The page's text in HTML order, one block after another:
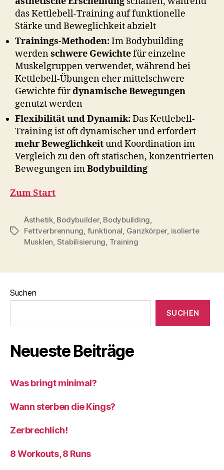
das Kettlebell-Training auf funktionelle
Stärke und Beweglichkeit abzielt
Trainings-Methoden:Im Bodybuilding
werdenschwere Gewichtefür einzelne
Muskelgruppen verwendet, während bei
Kettlebell-Übungen eher mittelschwere
Gewichte fürdynamische Bewegungen
genutzt werden
Flexibilität und Dynamik:Das Kettlebell-
Training ist oft dynamischer und erfordert
mehr Beweglichkeitund Koordination im
Vergleich zu den oft statischen, konzentrierten
Bewegungen imBodybuilding
Zum Start
Schlagwörter
Ästhetik, Bodybuilder, Bodybuilding,
Fettverbrennung, funktional, Ganzkörper, isolierte
Musklen, Stabilisierung, Training
Suchen
SUCHEN
Neueste Beiträge
Was bringt minimal?
Wann sterben die Kings?
Zerbrechlich!
8 Workouts, 8 Runs